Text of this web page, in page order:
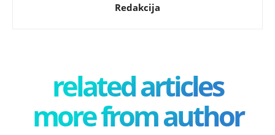
Redakcija
related articles
more from author